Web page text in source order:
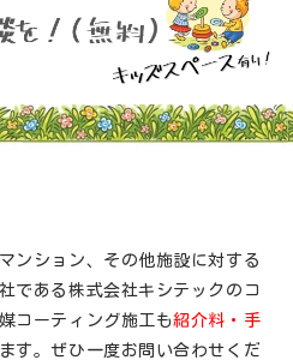
ンション、その他施設に対する
である株式会社キシテックのコ
コーティング施工も紹介料・手
す。ぜひ一度お問い合わせくだ